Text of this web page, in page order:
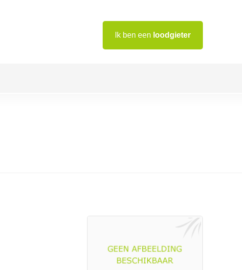
Ik ben een loodgieter